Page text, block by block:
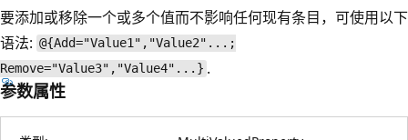
要添加或移除一个或多个值而不影响任何现有条目，可使用以下
语法: @{Add="Value1","Value2"...;
Remove="Value3","Value4"...} .
参数属性